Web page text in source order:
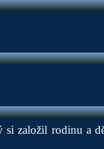
založil rodinu a